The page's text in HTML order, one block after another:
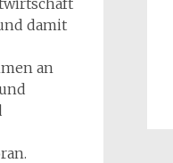
damit
an